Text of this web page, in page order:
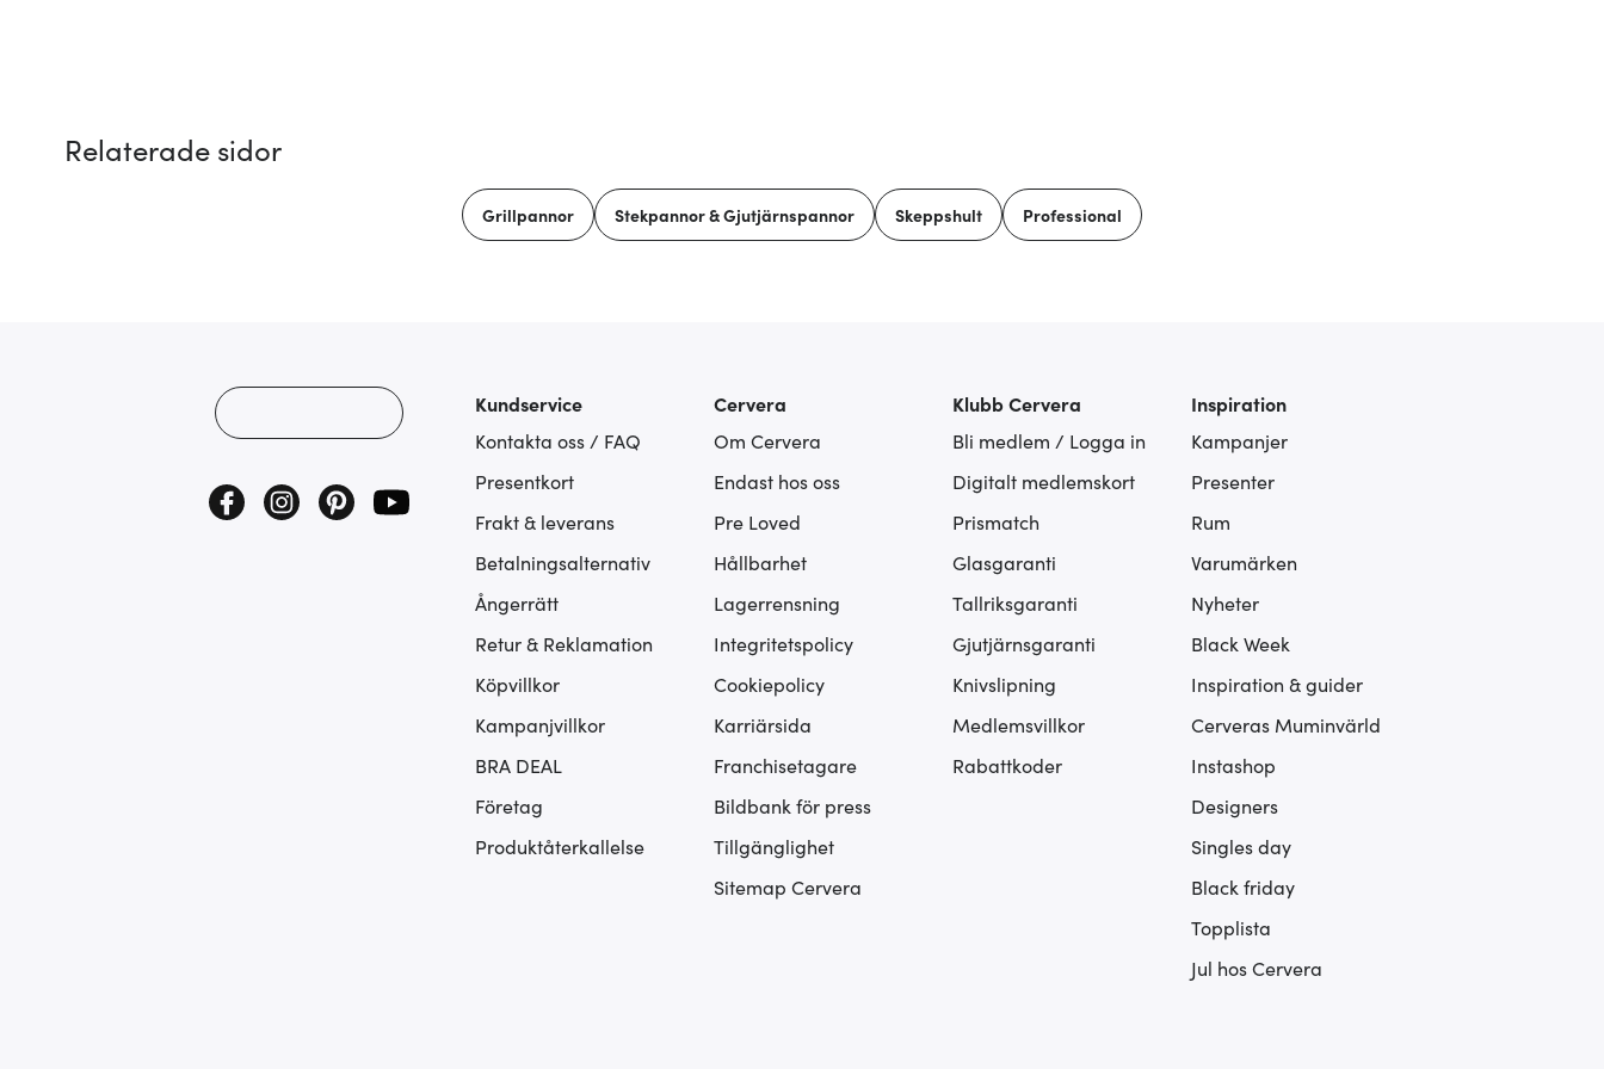
Relaterade sidor
Grillpannor Stekpannor & Gjutjärnspannor Skeppshult Professional
Kundservice
Kontakta oss / FAQ
Presentkort
Frakt & leverans
Betalningsalternativ
Ångerrätt
Retur & Reklamation
Köpvillkor
Kampanjvillkor
BRA DEAL
Företag
Produktåterkallelse
Cervera
Om Cervera
Endast hos oss
Pre Loved
Hållbarhet
Lagerrensning
Integritetspolicy
Cookiepolicy
Karriärsida
Franchisetagare
Bildbank för press
Tillgänglighet
Sitemap Cervera
Klubb Cervera
Bli medlem / Logga in
Digitalt medlemskort
Prismatch
Glasgaranti
Tallriksgaranti
Gjutjärnsgaranti
Knivslipning
Medlemsvillkor
Rabattkoder
Inspiration
Kampanjer
Presenter
Rum
Varumärken
Nyheter
Black Week
Inspiration & guider
Cerveras Muminvärld
Instashop
Designers
Singles day
Black friday
Topplista
Jul hos Cervera